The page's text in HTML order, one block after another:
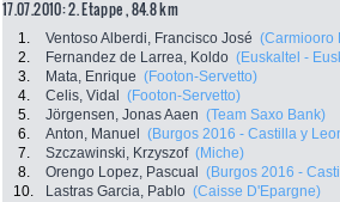
17.07.2010: 2. Etappe , 84.8 km
1. Ventoso Alberdi, Francisco José (Carmiooro
2.
Fernandez de Larrea, Koldo (Euskaltel -
3.
Mata, Enrique (Footon-Servetto)
4.
Celis, Vidal (Footon-Servetto)
5.
Jörgensen, Jonas Aaen (Team Saxo Bank)
6.
Anton, Manuel (Burgos 2016 - Castilla y
7.
Szczawinski, Krzyszof (Miche)
8.
Orengo Lopez, Pascual (Burgos 2016 -
10.
Lastras Garcia, Pablo (Caisse D'Epargne)